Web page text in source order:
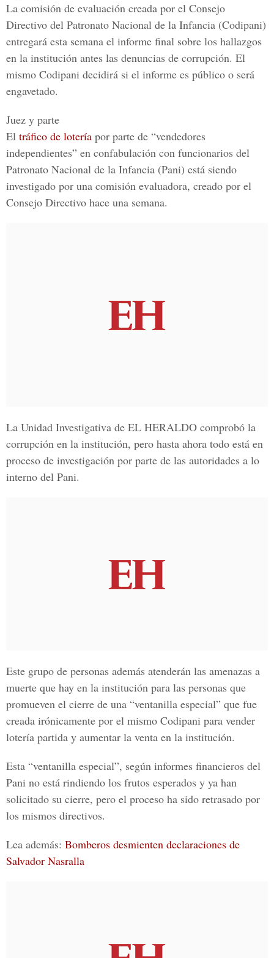
La comisión de evaluación creada por el Consejo
Directivo del Patronato Nacional de la Infancia (Codipani)
entregará esta semana el informe final sobre los hallazgos
en la institución antes las denuncias de corrupción. El
mismo Codipani decidirá si el informe es público o será
engavetado.
Juez y parte
El tráfico de lotería por parte de “vendedores
independientes” en confabulación con funcionarios del
Patronato Nacional de la Infancia (Pani) está siendo
investigado por una comisión evaluadora, creado por el
Consejo Directivo hace una semana.
La Unidad Investigativa de EL HERALDO comprobó la
corrupción en la institución, pero hasta ahora todo está en
proceso de investigación por parte de las autoridades a lo
interno del Pani.
Este grupo de personas además atenderán las amenazas a
muerte que hay en la institución para las personas que
promueven el cierre de una “ventanilla especial” que fue
creada irónicamente por el mismo Codipani para vender
lotería partida y aumentar la venta en la institución.
Esta “ventanilla especial”, según informes financieros del
Pani no está rindiendo los frutos esperados y ya han
solicitado su cierre, pero el proceso ha sido retrasado por
los mismos directivos.
Lea además: Bomberos desmienten declaraciones de
Salvador Nasralla